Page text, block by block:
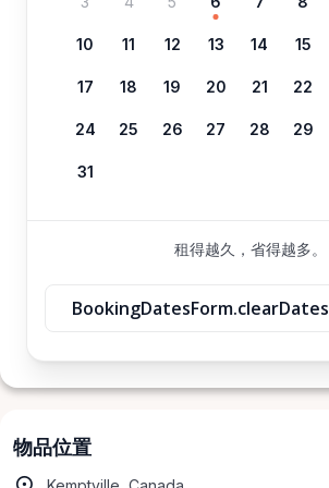
10 11 12 13 14 15
17 18 19 20 21 22
24 25 26 27 28 29
31
租得越久，省得越多。
BookingDatesForm.clearDates
物品位置